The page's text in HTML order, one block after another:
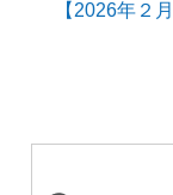
【2026年